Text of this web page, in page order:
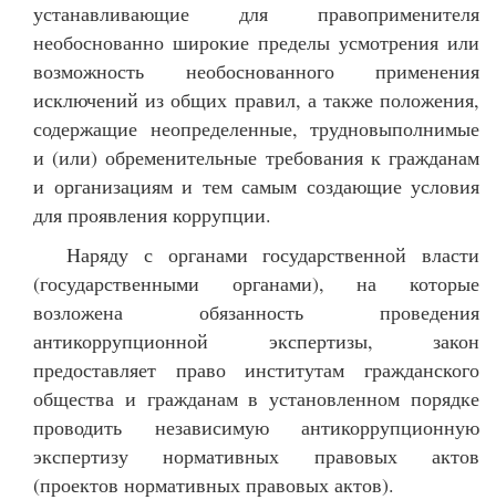
устанавливающие для правоприменителя
необоснованно широкие пределы усмотрения или
возможность необоснованного применения
исключений из общих правил, а также положения,
содержащие неопределенные, трудновыполнимые
и (или) обременительные требования к гражданам
и организациям и тем самым создающие условия
для проявления коррупции.
Наряду с органами государственной власти
(государственными органами), на которые
возложена обязанность проведения
антикоррупционной экспертизы, закон
предоставляет право институтам гражданского
общества и гражданам в установленном порядке
проводить независимую антикоррупционную
экспертизу нормативных правовых актов
(проектов нормативных правовых актов).